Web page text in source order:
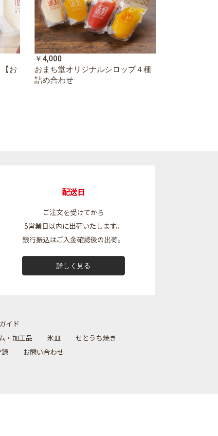
お
￥4,000
おまち堂オリジナルシロップ４種
詰め合わせ
配送日
ご注文を受けてから
5営業日以内に出荷いたします。
銀行振込はご入金確認後の出荷。
詳しく見る
イド
・加工品
氷皿
せとうち焼き
お問い合わせ